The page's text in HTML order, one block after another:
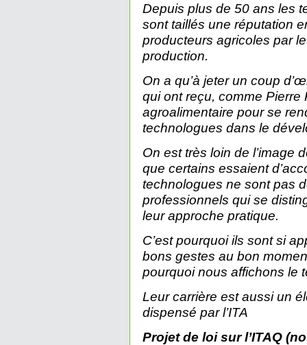
Depuis plus de 50 ans les
sont taillés une réputation
producteurs agricoles par
production.
On a qu’à jeter un coup
qui ont reçu, comme
agroalimentaire pour se
technologues dans le
On est très loin de l’image
que certains essaient
technologues ne sont pas
professionnels qui se
leur approche pratique.
C’est pourquoi ils sont si
bons gestes au bon
pourquoi nous affichons le
Leur carrière est aussi un
dispensé par l’ITA
Projet de loi sur l’ITAQ